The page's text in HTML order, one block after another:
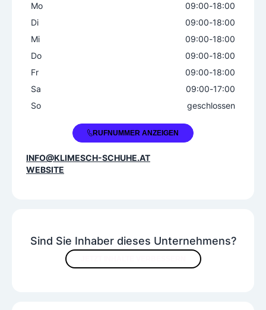
Sind Sie Inhaber dieses Unternehmens?
Mo 09:00-18:00
Di
09:00-18:00
Mi
09:00-18:00
Do
09:00-18:00
Fr
09:00-18:00
Sa
09:00-17:00
So
geschlossen
+43 670 6047582RUFNUMMER ANZEIGEN
INFO@KLIMESCH-SCHUHE.AT
WEBSITE